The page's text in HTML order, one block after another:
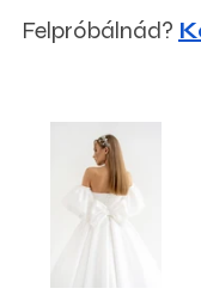
Felpróbálnád?